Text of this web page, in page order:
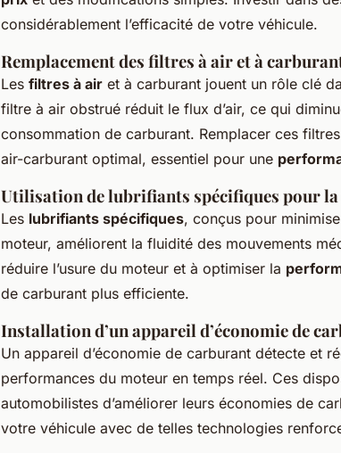
considérablement l’efficacité de votre véhicule.
Remplacement des filtres à air et à
Les filtres à air et à carburant jouent un rôle clé
filtre à air obstrué réduit le flux d’air, ce qui
consommation de carburant. Remplacer ces
air-carburant optimal, essentiel pour une
Utilisation de lubrifiants spécifiques pour
Les lubrifiants spécifiques, conçus pour
moteur, améliorent la fluidité des mouvements
réduire l’usure du moteur et à optimiser la
de carburant plus efficiente.
Installation d’un appareil d’économie de
Un appareil d’économie de carburant détecte et
performances du moteur en temps réel. Ces
automobilistes d’améliorer leurs économies de
votre véhicule avec de telles technologies